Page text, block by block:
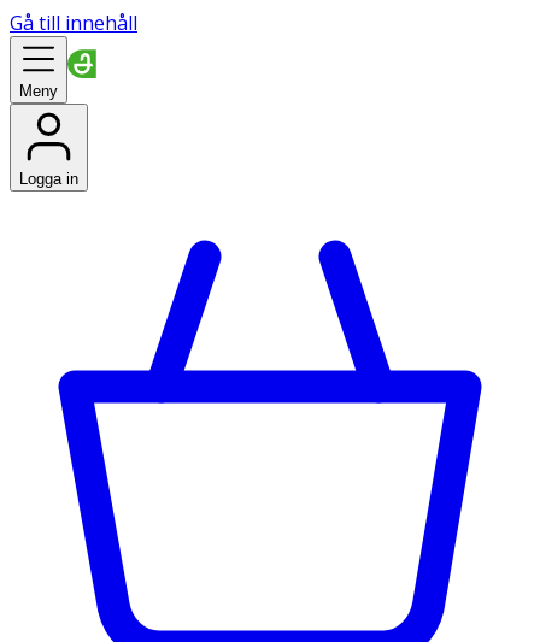
Gå till innehåll
Meny
Logga in